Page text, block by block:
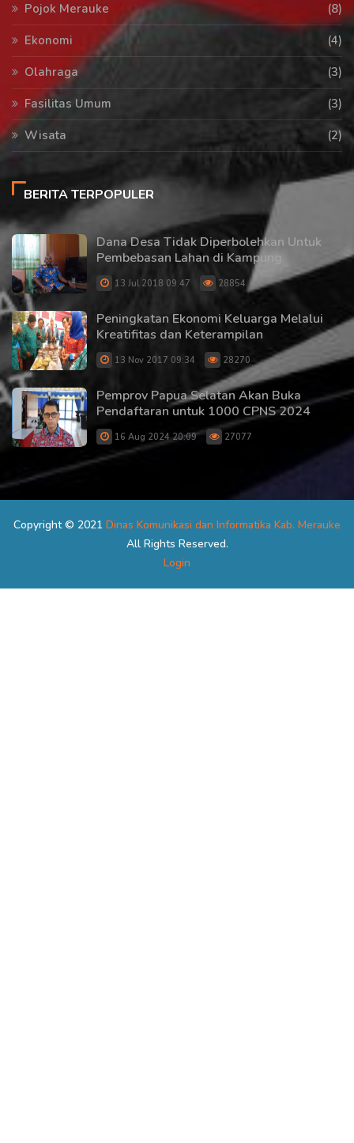
Pojok Merauke
(8)
Ekonomi
(4)
Olahraga
(3)
Fasilitas Umum
(3)
Wisata
(2)
BERITA TERPOPULER
Dana Desa Tidak Diperbolehkan Untuk
Pembebasan Lahan di Kampung
13 Jul 2018 09:47 28854
Peningkatan Ekonomi Keluarga Melalui
Kreatifitas dan Keterampilan
13 Nov 2017 09:34 28270
Pemprov Papua Selatan Akan Buka
Pendaftaran untuk 1000 CPNS 2024
16 Aug 2024 20:09 27077
Copyright © 2021 Dinas Komunikasi dan Informatika Kab. Merauke
All Rights Reserved.
Login